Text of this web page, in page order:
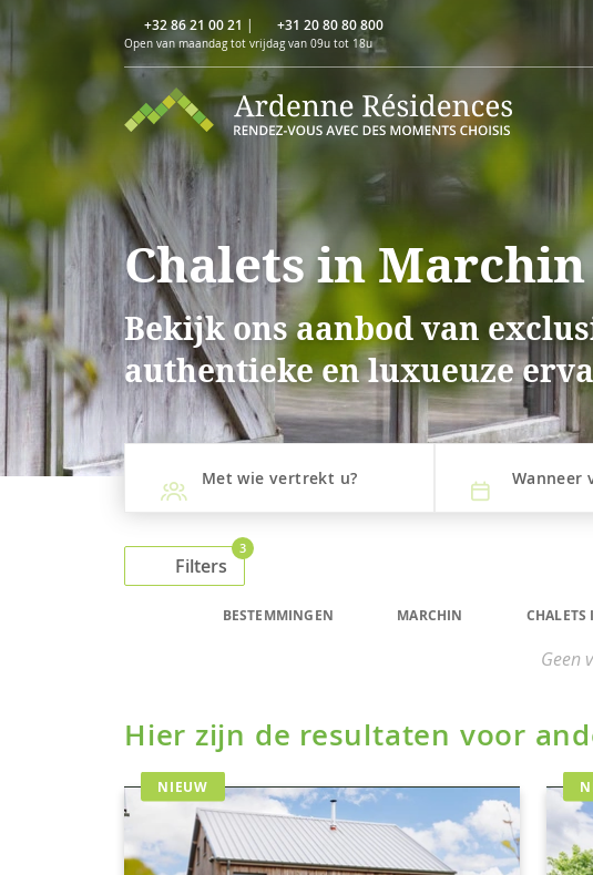
+32 86 21 00 21 | +31 20 80 80 800
Open van maandag tot vrijdag van 09u tot 18u
Chalets in Marchin
Bekijk ons aanbod van
authentieke en luxueuze
Met wie vertrekt u? Wanneer
Filters
3
BESTEMMINGEN MARCHIN
Geen
Hier zijn de resultaten voor